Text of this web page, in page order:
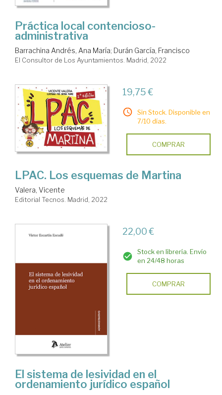
Práctica local contencioso-
administrativa
Barrachina Andrés, Ana María; Durán García, Francisco
El Consultor de Los Ayuntamientos. Madrid, 2022
19,75 €
Sin Stock. Disponible en
7/10 días.
COMPRAR
LPAC. Los esquemas de Martina
Valera, Vicente
Editorial Tecnos. Madrid, 2022
22,00 €
Stock en librería. Envío
en 24/48 horas
COMPRAR
El sistema de lesividad en el
ordenamiento jurídico español